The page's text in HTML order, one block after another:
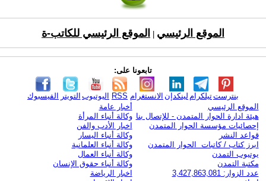
الموقع الرئيسي الموقع الرئيسي للكاتب-ة
تابعونا على:
الفيسبوك التويتر اليوتيوب RSS الانستغرام لينكدإن تيلكرامبنترست
الموقع الرئيسي
هيئة ادارة الحوار المتمدن - للإتصال بنا
إحصائيات مؤسسة الحوار المتمدن
قواعد النشر
ابرز كتاب / كاتبات الحوار المتمدن
يوتيوب التمدن
مكتبة التمدن
عدد الزوار: 3,427,863,081
أخبار عامة
وكالة أنباء المرأة
اخبار الأدب والفن
وكالة أنباء اليسار
وكالة أنباء العلمانية
وكالة أنباء العمال
وكالة أنباء حقوق الإنسان
اخبار الرياضة